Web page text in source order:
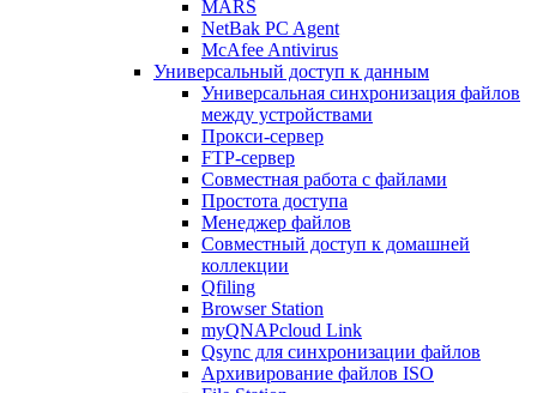
MARS
NetBak PC Agent
McAfee Antivirus
Универсальный доступ к данным
Универсальная синхронизация файлов
между устройствами
Прокси-сервер
FTP-сервер
Совместная работа с файлами
Простота доступа
Менеджер файлов
Совместный доступ к домашней
коллекции
Qfiling
Browser Station
myQNAPcloud Link
Qsync для синхронизации файлов
Архивирование файлов ISO